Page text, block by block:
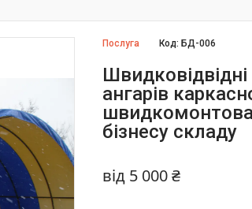
Послуга Код: БД-006
ангарів
бізнесу складу
від 5 000 ₴